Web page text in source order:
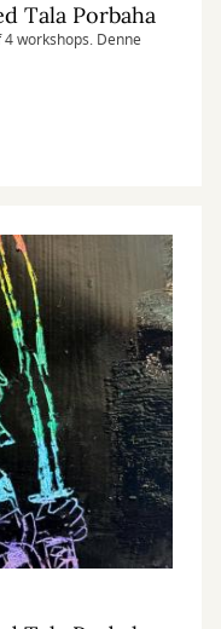
Tala Porbaha
workshops. Denne